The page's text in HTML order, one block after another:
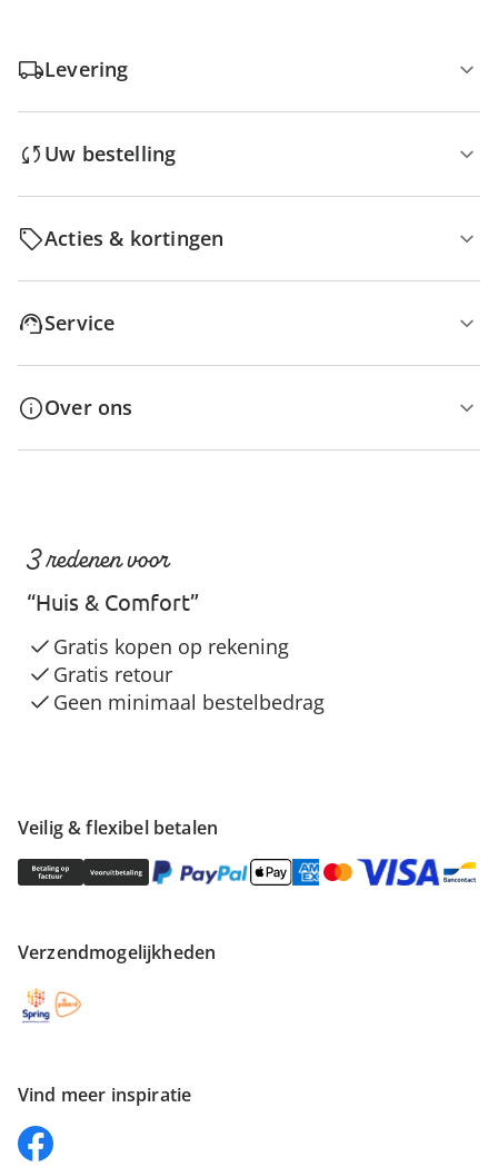
Levering
Uw bestelling
Acties & kortingen
Service
Over ons
Veilig & flexibel betalen
Verzendmogelijkheden
Vind meer inspiratie
3 redenen voor
“Huis & Comfort”
Gratis kopen op rekening
Gratis retour
Geen minimaal bestelbedrag